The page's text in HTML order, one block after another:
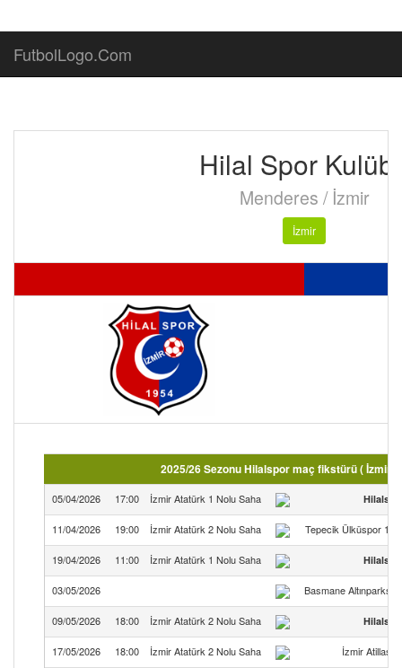
FutbolLogo.Com
Hilal Spor
Menderes / İzmir
İzmir
2025/26 Sezonu Hilalspor maç fikstürü ( İzmir
05/04/2026 17:00 İzmir Atatürk 1 Nolu Saha
11/04/2026 19:00 İzmir Atatürk 2 Nolu Saha Tepecik Ülküspor
19/04/2026 11:00 İzmir Atatürk 1 Nolu Saha
03/05/2026 Basmane
09/05/2026 18:00 İzmir Atatürk 2 Nolu Saha
17/05/2026 18:00 İzmir Atatürk 2 Nolu Saha İzmir